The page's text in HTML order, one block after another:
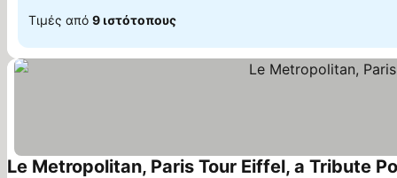
Τιμές από 9 ιστότοπους
Le Metropolitan, Paris Tour Eiffel, a Tribute